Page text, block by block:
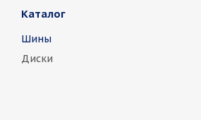
Каталог
Шины
Диски